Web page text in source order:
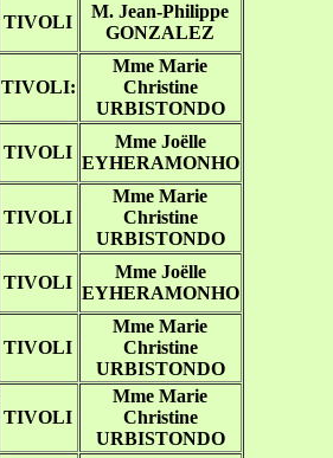
TIVOLI
M. Jean-Philippe
GONZALEZ
TIVOLI:
Mme Marie
Christine
URBISTONDO
TIVOLI
Mme Joëlle
EYHERAMONHO
TIVOLI
Mme Marie
Christine
URBISTONDO
TIVOLI
Mme Joëlle
EYHERAMONHO
TIVOLI
Mme Marie
Christine
URBISTONDO
TIVOLI
Mme Marie
Christine
URBISTONDO